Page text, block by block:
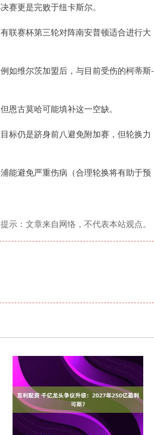
赛更是完败于纽卡斯尔。
联赛杯第三轮对阵南安普顿适合进行大
如维尔茨加盟后，与目前受伤的柯蒂斯-
恩古莫哈可能填补这一空缺。
标仍是跻身前八避免附加赛，但轮换力
能避免严重伤病（合理轮换将有助于预
示：文章来自网络，不代表本站观点。